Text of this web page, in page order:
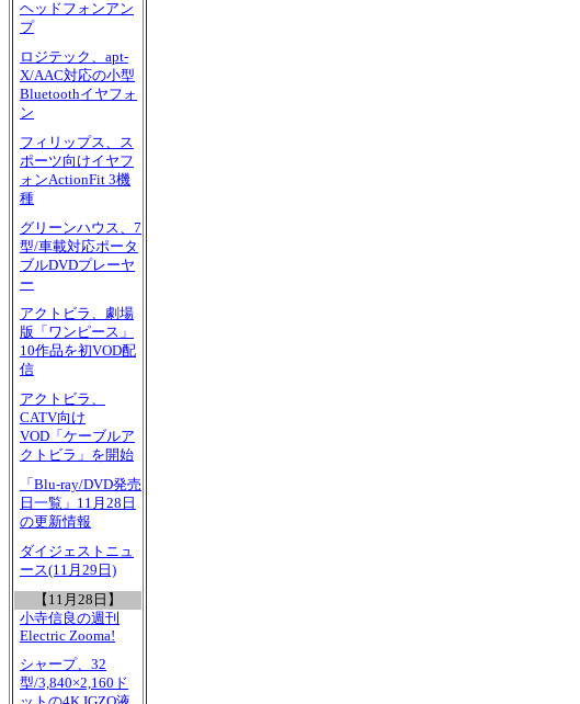
ヘッドフォンアン
プ
ロジテック、apt-
X/AAC対応の小型
Bluetoothイヤフォ
ン
フィリップス、ス
ポーツ向けイヤフ
ォンActionFit 3機
種
グリーンハウス、7
型/車載対応ポータ
ブルDVDプレーヤ
ー
アクトビラ、劇場
版「ワンピース」
10作品を初VOD配
信
アクトビラ、
CATV向け
VOD「ケーブルア
クトビラ」を開始
「Blu-ray/DVD発売
日一覧」11月28日
の更新情報
ダイジェストニュ
ース(11月29日)
【11月28日】
小寺信良の週刊
Electric Zooma!
シャープ、32
型/3,840×2,160ド